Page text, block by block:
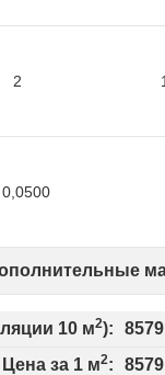
2 1
0,0500
10 м2):
Цена за 1 м2: 8579